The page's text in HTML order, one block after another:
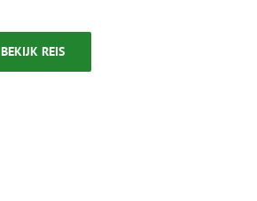
BEKIJK REIS